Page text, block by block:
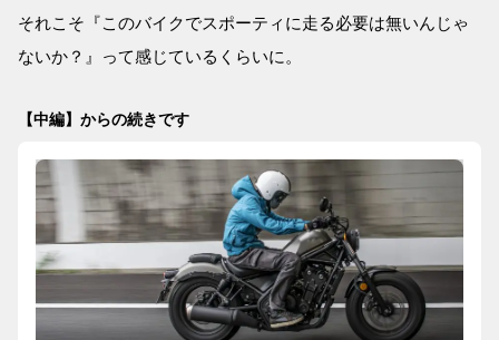
それこそ『このバイクでスポーティに走る必要は無いんじゃ
ないか？』って感じているくらいに。
【中編】からの続きです